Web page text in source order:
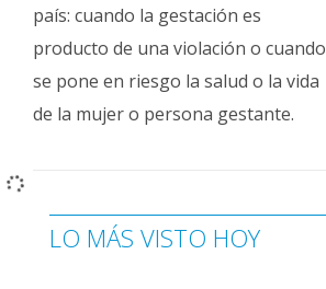
país: cuando la gestación es
producto de una violación o cuando
se pone en riesgo la salud o la vida
de la mujer o persona gestante.
LO MÁS VISTO HOY